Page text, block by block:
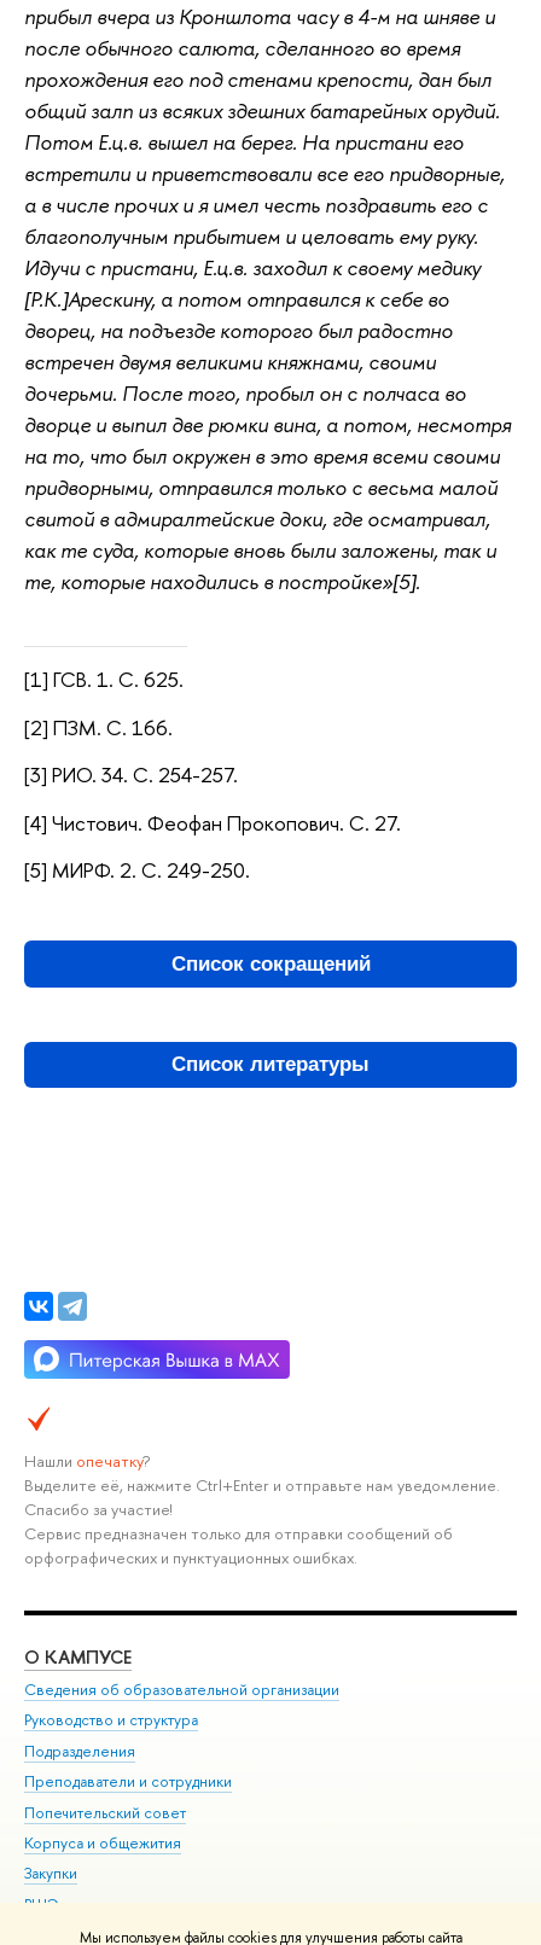
Мы используем файлы cookies для улучшения работы сайта
прибыл вчера из Кроншлота часу в 4-м на шняве и
после обычного салюта, сделанного во время
прохождения его под стенами крепости, дан был
общий залп из всяких здешних батарейных орудий.
Потом Е.ц.в. вышел на берег. На пристани его
встретили и приветствовали все его придворные,
а в числе прочих и я имел честь поздравить его с
благополучным прибытием и целовать ему руку.
Идучи с пристани, Е.ц.в. заходил к своему медику
[Р.К.]Арескину, а потом отправился к себе во
дворец, на подъезде которого был радостно
встречен двумя великими княжнами, своими
дочерьми. После того, пробыл он с полчаса во
дворце и выпил две рюмки вина, а потом, несмотря
на то, что был окружен в это время всеми своими
придворными, отправился только с весьма малой
свитой в адмиралтейские доки, где осматривал,
как те суда, которые вновь были заложены, так и
те, которые находились в постройке»[5].
[1] ГСВ. 1. С. 625.
[2] ПЗМ. С. 166.
[3] РИО. 34. С. 254-257.
[4] Чистович. Феофан Прокопович. С. 27.
[5] МИРФ. 2. С. 249-250.
Список сокращений
Список литературы
Нашли опечатку?
Выделите её, нажмите Ctrl+Enter и отправьте нам уведомление.
Спасибо за участие!
Сервис предназначен только для отправки сообщений об
орфографических и пунктуационных ошибках.
О КАМПУСЕ
Сведения об образовательной организации
Руководство и структура
Подразделения
Преподаватели и сотрудники
Попечительский совет
Корпуса и общежития
Закупки
ВШЭ для студентов с ограниченными возможностями
здоровья и инвалидностью